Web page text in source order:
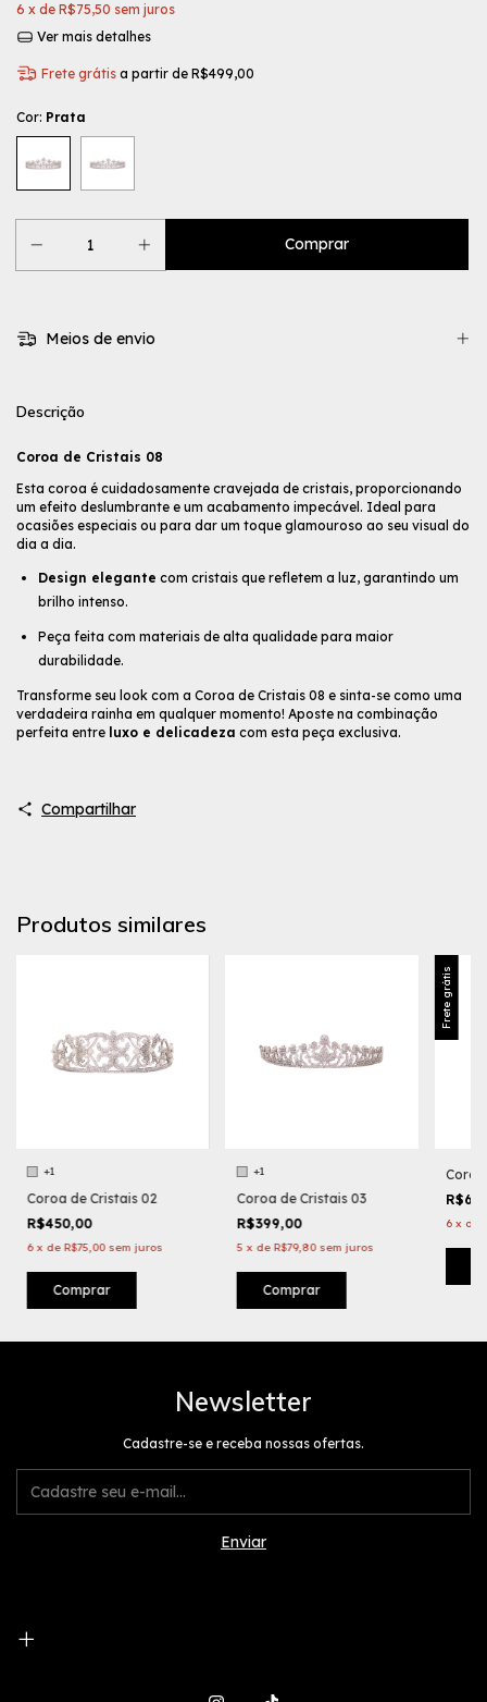
6 x de R$75,50 sem juros
Ver mais detalhes
Frete grátis a partir de R$499,00
Cor: Prata
Meios de envio
Descrição
Coroa de Cristais 08
Esta coroa é cuidadosamente cravejada de cristais, proporcionando
um efeito deslumbrante e um acabamento impecável. Ideal para
ocasiões especiais ou para dar um toque glamouroso ao seu visual do
dia a dia.
Design elegante com cristais que refletem a luz, garantindo um
brilho intenso.
Peça feita com materiais de alta qualidade para maior
durabilidade.
Transforme seu look com a Coroa de Cristais 08 e sinta-se como uma
verdadeira rainha em qualquer momento! Aposte na combinação
perfeita entre luxo e delicadeza com esta peça exclusiva.
Compartilhar
Produtos similares
+1
Coroa de Cristais 02
R$450,00
6 x de R$75,00 sem juros
Comprar
+1
Coroa de Cristais 03
R$399,00
5 x de R$79,80 sem juros
Comprar
Frete grátis
6 x de
Newsletter
Cadastre-se e receba nossas ofertas.